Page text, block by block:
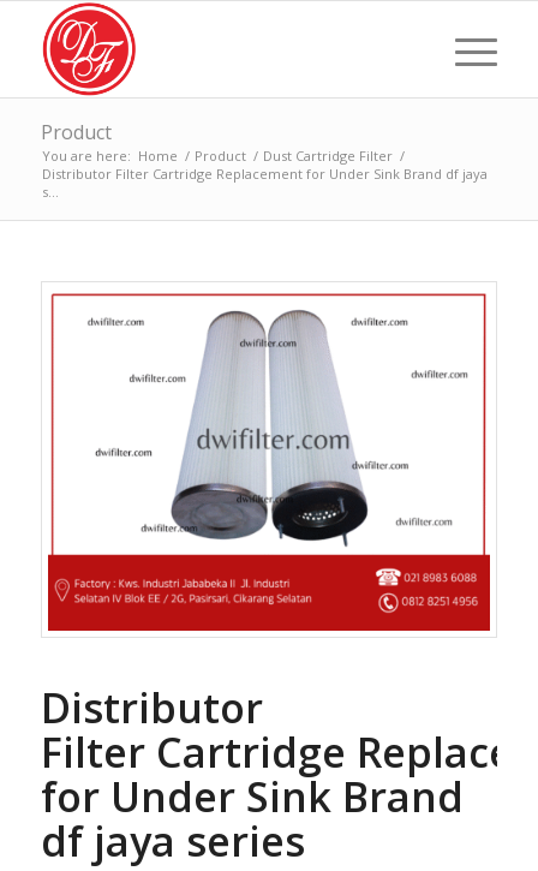
Product
You are here: Home / Product / Dust Cartridge Filter /
Distributor Filter Cartridge Replacement for Under Sink Brand df jaya
s...
Distributor
Filter Cartridge
for Under Sink Brand
df jaya series